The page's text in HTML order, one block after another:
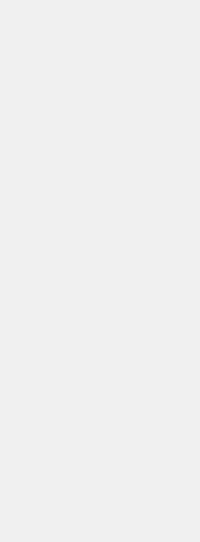
豪华CV版丨苏尚卿&边江 领衔
陀渊出品丨悬疑灵异丨摸金校尉